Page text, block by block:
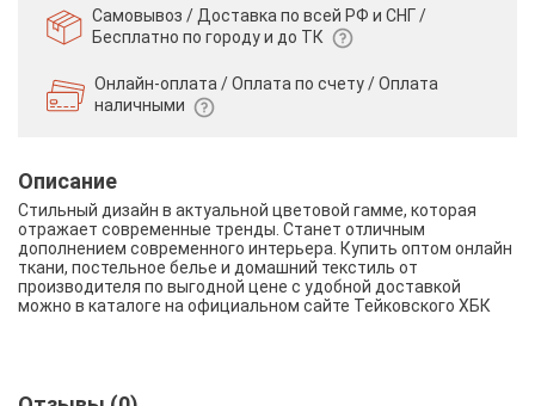
Самовывоз / Доставка по всей РФ и СНГ /
Бесплатно по городу и до ТК
Онлайн-оплата / Оплата по счету /Оплата
наличными
Описание
Стильный дизайн в актуальной цветовой гамме, которая
отражает современные тренды. Станет отличным
дополнением современного интерьера. Купить оптом онлайн
ткани, постельное белье и домашний текстиль от
производителя по выгодной цене с удобной доставкой
можно в каталоге на официальном сайте Тейковского ХБК